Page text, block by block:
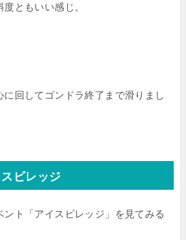
ともいい感じ。
に回してゴンドラ終了まで滑りまし
ビレッジ
ント「アイスビレッジ」を見てみる